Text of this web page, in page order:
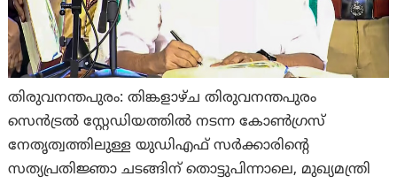
തിരുവനന്തപുരം: തിങ്കളാഴ്ച തിരുവനന്തപുരം
സെൻട്രൽ സ്റ്റേഡിയത്തിൽ നടന്ന കോൺഗ്രസ്
നേതൃത്വത്തിലുള്ള യുഡിഎഫ് സർക്കാരിന്റെ
സത്യപ്രതിജ്ഞാ ചടങ്ങിന് തൊട്ടുപിന്നാലെ, മുഖ്യമന്ത്രി